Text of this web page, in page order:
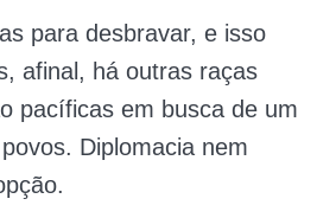
para desbravar, e isso
afinal, há outras raças
pacíficas em busca de um
Diplomacia nem